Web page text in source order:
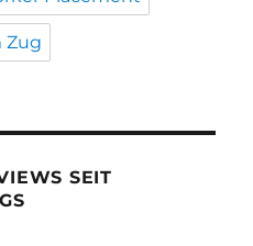
Zug
SEIT